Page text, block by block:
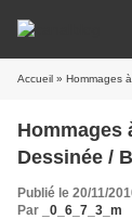
Accueil » Hommages
Hommages
Dessinée /
Publié le 20/11/
Par
_0_6_7_3_m